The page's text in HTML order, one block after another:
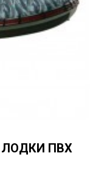
ПВХ